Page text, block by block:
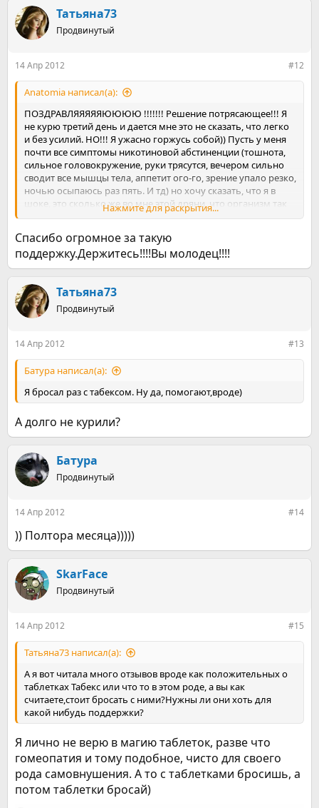
Татьяна73
Продвинутый
14 Апр 2012 #12
Anatomia написал(а):
ПОЗДРАВЛЯЯЯЯЯЮЮЮЮ !!!!!!! Решение потрясающее!!! Я
не курю третий день и дается мне это не сказать, что легко
и без усилий. НО!!! Я ужасно горжусь собой)) Пусть у меня
почти все симптомы никотиновой абстиненции (тошнота,
сильное головокружение, руки трясутся, вечером сильно
сводит все мышцы тела, аппетит ого-го, зрение упало резко,
ночью осыпаюсь раз пять. И тд) но хочу сказать, что я в
шоке, это сколько же во мне этой дряни, что организм так
сходит с ума???? Мне от этого стыдно, страшно и радостно,
можно исправить. Уже как ужаленная бегаю по утрам и
бассейн!!!!!!!! Как только слышите эти "никотиновые
схватки" в теле и сознании- Злитесь на этого злого духа в
очень скоро!!!!!!!!!!!!! Я В ВАС ВЕРЮ!!!!
Нажмите для раскрытия...
Спасибо огромное за такую
поддержку.Держитесь!!!!Вы молодец!!!!
Татьяна73
Продвинутый
14 Апр 2012 #13
Батура написал(а):
Я бросал раз с табексом. Ну да, помогают,вроде)
А долго не курили?
Батура
Продвинутый
14 Апр 2012 #14
)) Полтора месяца)))))
SkarFace
Продвинутый
14 Апр 2012 #15
Татьяна73 написал(а):
А я вот читала много отзывов вроде как положительных о
таблетках Табекс или что то в этом роде, а вы как
считаете,стоит бросать с ними?Нужны ли они хоть для
какой нибудь поддержки?
Я лично не верю в магию таблеток, разве что
гомеопатия и тому подобное, чисто для своего
рода самовнушения. А то с таблетками бросишь, а
потом таблетки бросай)